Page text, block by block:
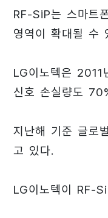
RF-SiP는 스마트
영역이 확대될 수
LG이노텍은
신호 손실량도
지난해 기준 글로
고 있다.
LG이노텍이 RF-